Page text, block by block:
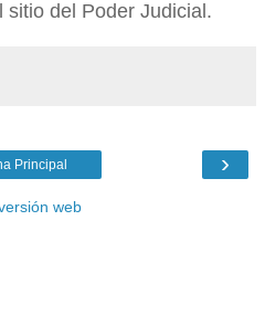
del Poder Judicial.
›
Principal
web